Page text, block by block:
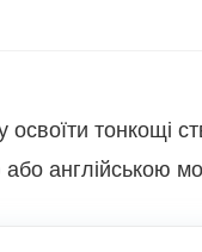
освоїти тонкощі
або англійською